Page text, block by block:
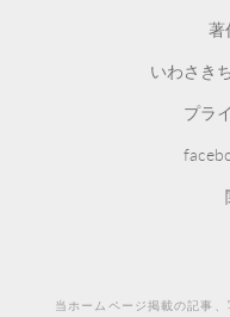
著
いわさき
プラ
当ホームページ掲載の記事